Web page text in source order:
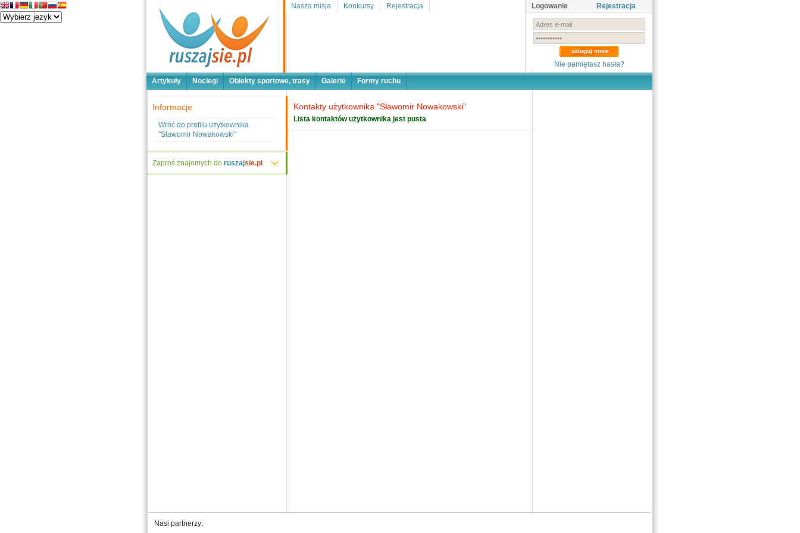
Nasza misja Konkursy Rejestracja Logowanie Rejestracja
Nie pamiętasz hasła?
Artykuły
Noclegi Obiekty sportowe, trasy Galerie Formy ruchu
Informacje
Wróć do profilu użytkownika
"Sławomir Nowakowski"
Zaproś znajomych do ruszajsie.pl
Kontakty użytkownika "Sławomir Nowakowski"
Lista kontaktów użytkownika jest pusta
Nasi partnerzy: